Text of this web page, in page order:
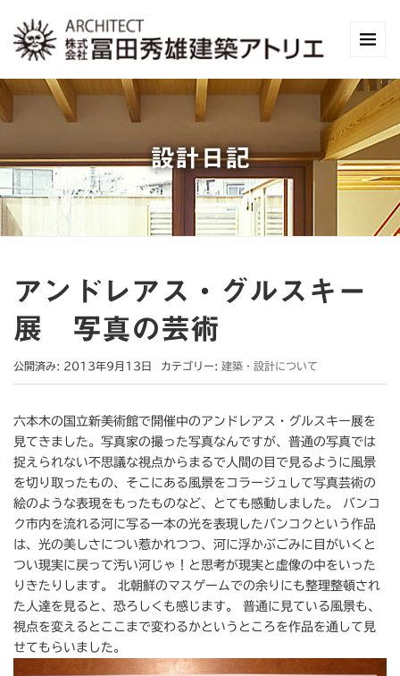
設計日記
アンドレアス・グルスキー
展 写真の芸術
公開済み: 2013年9月13日 カテゴリー: 建築・設計について
六本木の国立新美術館で開催中のアンドレアス・グルスキー展を
見てきました。写真家の撮った写真なんですが、普通の写真では
捉えられない不思議な視点からまるで人間の目で見るように風景
を切り取ったもの、そこにある風景をコラージュして写真芸術の
絵のような表現をもったものなど、とても感動しました。 バンコ
ク市内を流れる河に写る一本の光を表現したバンコクという作品
は、光の美しさについ惹かれつつ、河に浮かぶごみに目がいくと
つい現実に戻って汚い河じゃ！と思考が現実と虚像の中をいった
りきたりします。 北朝鮮のマスゲームでの余りにも整理整頓され
た人達を見ると、恐ろしくも感じます。 普通に見ている風景も、
視点を変えるとここまで変わるかというところを作品を通して見
せてもらいました。